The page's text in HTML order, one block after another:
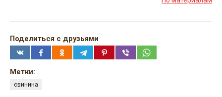
Поделиться с друзьями
Метки:
свинина